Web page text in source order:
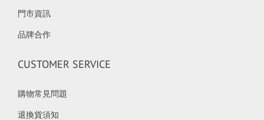
門市資訊
品牌合作
CUSTOMER SERVICE
購物常見問題
退換貨須知